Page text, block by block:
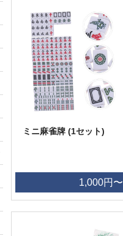
ミニ麻雀牌 (1セット)
1,000円〜